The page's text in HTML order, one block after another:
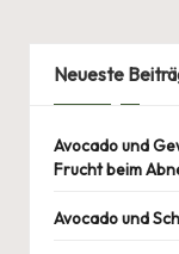
Neueste
Avocado und
Frucht beim
Avocado und